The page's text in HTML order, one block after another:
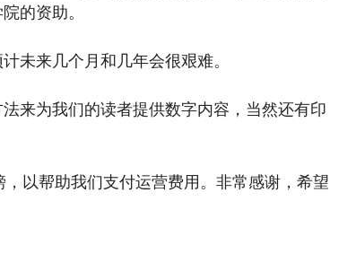
的资助。
未来几个月和几年会很艰难。
来为我们的读者提供数字内容，当然还有印
以帮助我们支付运营费用。非常感谢，希望